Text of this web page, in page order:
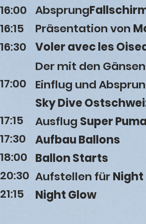
16:00
16:15
16:30
17:00
17:15
17:30
18:00
20:30
21:15
Absprung
Präsentation von
Voler avec les
Der mit den
Einflug und
Sky Dive
Ausflug Super Puma
Aufbau Ballons
Ballon Starts
Aufstellen fürNight
Night Glow